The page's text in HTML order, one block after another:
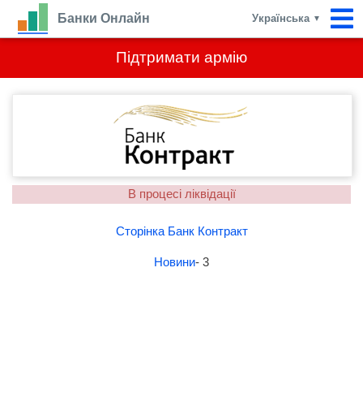
Підтримати армію
Банки Онлайн Українська ▼
В процесі ліквідації
Сторінка Банк Контракт
Новини- 3